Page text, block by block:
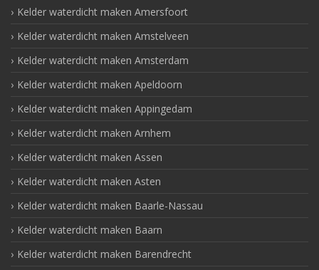
Kelder waterdicht maken Amersfoort
Kelder waterdicht maken Amstelveen
Kelder waterdicht maken Amsterdam
Kelder waterdicht maken Apeldoorn
Kelder waterdicht maken Appingedam
Kelder waterdicht maken Arnhem
Kelder waterdicht maken Assen
Kelder waterdicht maken Asten
Kelder waterdicht maken Baarle-Nassau
Kelder waterdicht maken Baarn
Kelder waterdicht maken Barendrecht